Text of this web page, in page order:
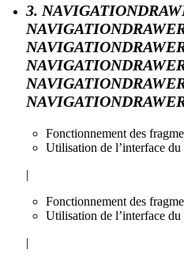
3.
Fonctionnement des
Utilisation de l’interface
|
Fonctionnement des
Utilisation de l’interface
|